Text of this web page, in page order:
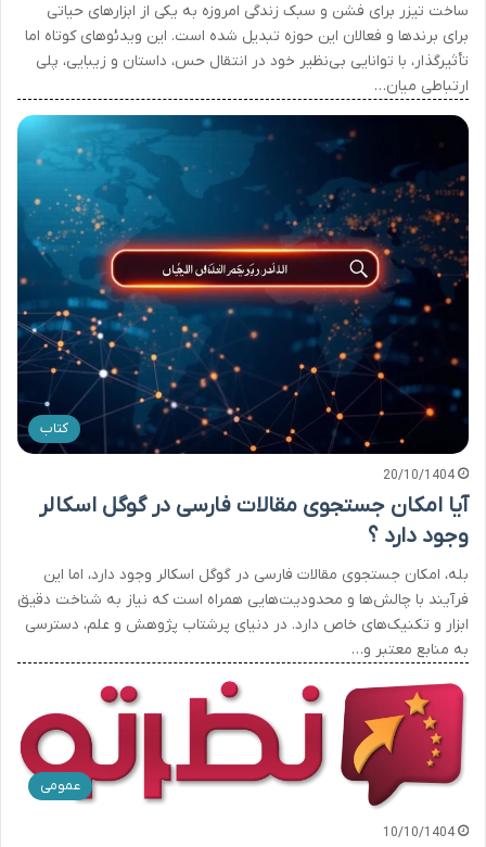
ساخت تیزر برای فشن و سبک زندگی امروزه به یکی از ابزارهای حیاتی
برای برندها و فعالان این حوزه تبدیل شده است. این ویدئوهای کوتاه اما
تأثیرگذار، با توانایی بی‌نظیر خود در انتقال حس، داستان و زیبایی، پلی
ارتباطی میان…
کتاب
20/10/1404
آیا امکان جستجوی مقالات فارسی در گوگل اسکالر
وجود دارد ؟
بله، امکان جستجوی مقالات فارسی در گوگل اسکالر وجود دارد، اما این
فرآیند با چالش‌ها و محدودیت‌هایی همراه است که نیاز به شناخت دقیق
ابزار و تکنیک‌های خاص دارد. در دنیای پرشتاب پژوهش و علم، دسترسی
به منابع معتبر و…
عمومی
10/10/1404